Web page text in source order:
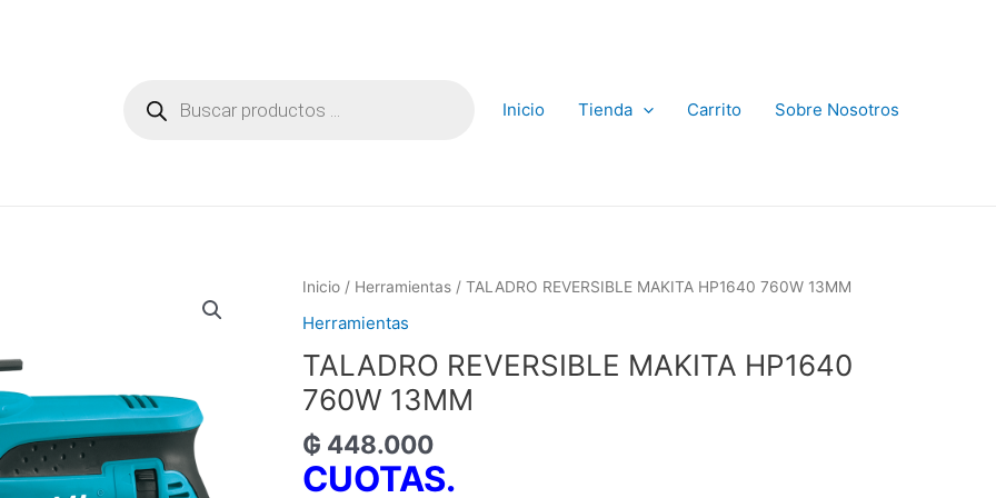
productos Inicio Tienda Carrito Sobre Nosotros
Inicio / Herramientas / TALADRO REVERSIBLE MAKITA HP1640 760W 13MM
Herramientas
TALADRO REVERSIBLE MAKITA HP1640
760W 13MM
₲ 448.000
CUOTAS.